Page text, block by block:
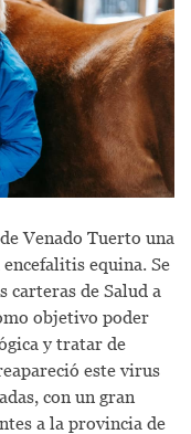
Venado Tuerto una
equina. Se
de Salud a
objetivo poder
y tratar de
este virus
con un gran
a la provincia de